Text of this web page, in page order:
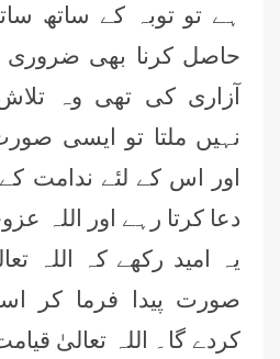
ہے تو توبہ کے ساتھ
حاصل کرنا بھی
آزاری کی تھی وہ
نہیں ملتا تو ایسی
اور اس کے لئے ندامت
دعا کرتا رہے اور اللہ
یہ امید رکھے کہ اللہ
صورت پیدا فرما کر
کردے گا۔ اللہ تعالیٰ